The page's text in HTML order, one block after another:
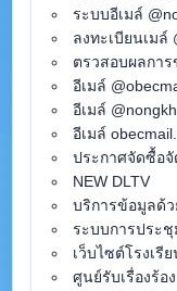
ระบบอีเมล์
ลงทะเบียนเมล์
ตรวสอบผลการ
อีเมล์
อีเมล์
อีเมล์
ประกาศจัดซื้อจั
NEW DLTV
บริการข้อมูลด้ว
ระบบการประชุ
เว็บไซต์โรงเรี
ศูนย์รับเรื่องร้อ